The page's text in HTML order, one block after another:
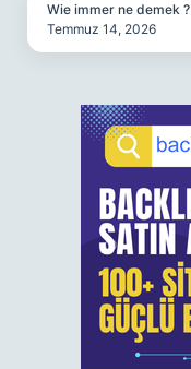
Wie immer ne demek ?
Temmuz 14, 2026